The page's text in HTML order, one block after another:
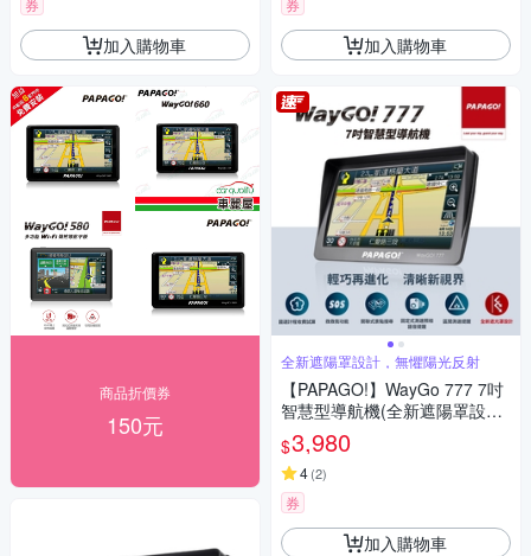
券
加入購物車
商品折價券
150元
券
加入購物車
全新遮陽罩設計，無懼陽光反射
【PAPAGO!】WayGo 777 7吋
智慧型導航機(全新遮陽罩設計/
S1圖像化導航介面/測速提醒)~
急
$3,980
4(2)
券
加入購物車